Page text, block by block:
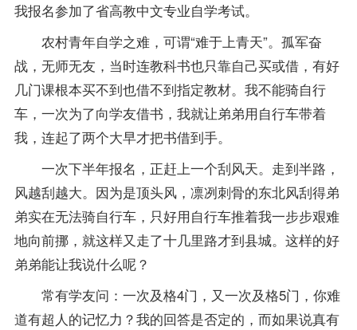
我报名参加了省高教中文专业自学考试。
农村青年自学之难，可谓“难于上青天”。孤军奋
战，无师无友，当时连教科书也只靠自己买或借，有好
几门课根本买不到也借不到指定教材。我不能骑自行
车，一次为了向学友借书，我就让弟弟用自行车带着
我，连起了两个大早才把书借到手。
一次下半年报名，正赶上一个刮风天。走到半路，
风越刮越大。因为是顶头风，凛冽刺骨的东北风刮得弟
弟实在无法骑自行车，只好用自行车推着我一步步艰难
地向前挪，就这样又走了十几里路才到县城。这样的好
弟弟能让我说什么呢？
常有学友问：一次及格4门，又一次及格5门，你难
道有超人的记忆力？我的回答是否定的，而如果说真有